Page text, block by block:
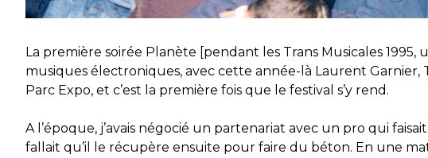
La première soirée Planète [pendant les Trans Musicales
musiques électroniques, avec cette année-là Laurent Garnier,
Parc Expo, et c’est la première fois que le festival s’y rend.
A l’époque, j’avais négocié un partenariat avec un pro qui
fallait qu’il le récupère ensuite pour faire du béton. En une